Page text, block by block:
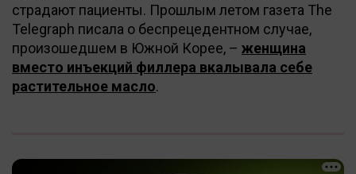
страдают пациенты. Прошлым летом газета The
Telegraph писала о беспрецедентном случае,
произошедшем в Южной Корее, – женщина
вместо инъекций филлера вкалывала себе
растительное масло.